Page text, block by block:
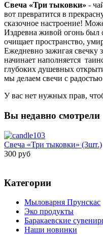
Свеча «Три тыковки» -
вот превратится в
сказочное настроение!
Издревна живой огонь
очищает пространство,
Ежедневно зажигая свечку
начинает наполняется
глубоких душевных
мы делаем свечи с
У вас нет нужных прав,
Вы недавно смотрели
Свеча «Три тыковки» (3шт.)
300 руб
Категории
Мыловарня Прунскас
Эко продукты
Баракаевские
Наши новинки